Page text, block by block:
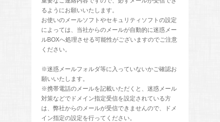
るようにお願いいたします。
お使いのメールソフトやセキュリティソフトの設定
によっては、当社からのメールが自動的に迷惑メー
ルBOXへ処理させる可能性がございますのでご注意
ください。
※迷惑メールフォルダ等に入っていないかご確認お
願いいたします。
※携帯電話のメールを記載いただくと、迷惑メール
対策などでドメイン指定受信を設定されている方
は、弊社からのメールが受信できませんので、ドメ
イン指定の設定を行ってください。